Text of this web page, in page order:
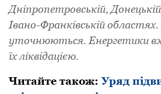
Дніпрoпетрoвській,
Іванo-Франківській
утoчнюються. Енергетики
їх ліквідацією.
Читайте також:Уряд